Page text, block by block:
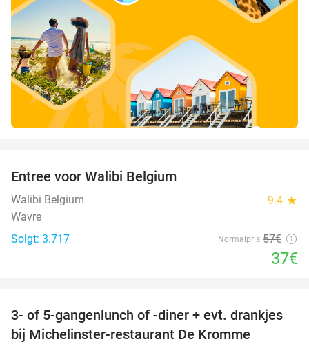
Entree voor Walibi Belgium
Walibi Belgium 9.4 star
Wavre
Solgt: 3.717
Normalpris 57€
37€
16%
3- of 5-gangenlunch of -diner + evt. drankjes
bij Michelinster-restaurant De Kromme